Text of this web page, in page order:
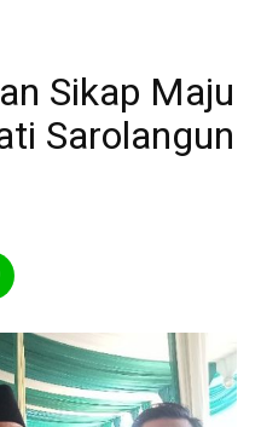
Sikap Maju
Sarolangun